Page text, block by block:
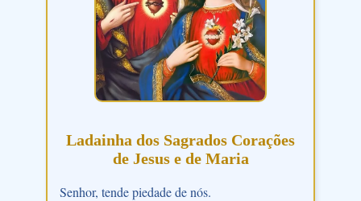
Ladainha dos Sagrados Corações
de Jesus e de Maria
Senhor, tende piedade de nós.